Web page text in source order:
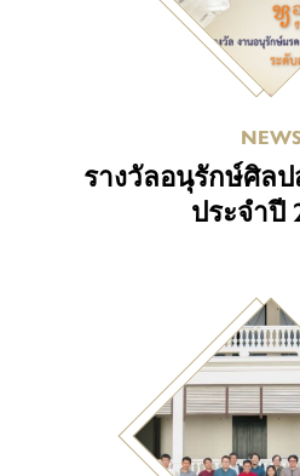
NEWS
รางวัลอนุรักษ์ศิล
ประจำปี